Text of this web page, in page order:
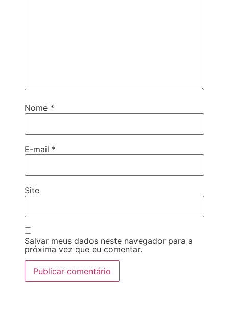
Nome *
E-mail *
Site
Salvar meus dados neste navegador para a
próxima vez que eu comentar.